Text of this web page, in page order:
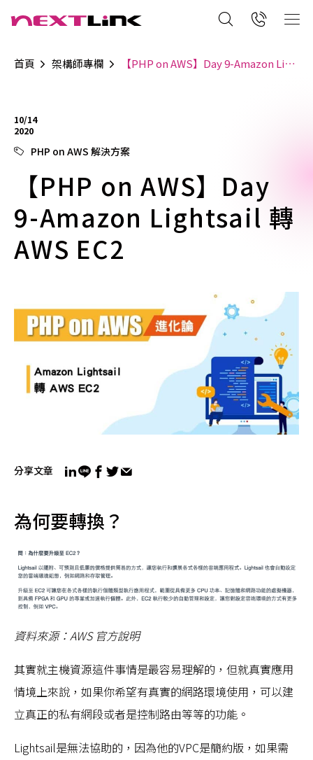
首頁 架構師專欄 【PHP on AWS】Day 9-Amazon Lightsail 轉 AWS EC2
10/14
2020
PHP on AWS 解決方案
【PHP on AWS】Day
9-Amazon Lightsail 轉
AWS EC2
分享文章
為何要轉換？
資料來源：AWS 官方說明
其實就主機資源這件事情是最容易理解的，但就真實應用
情境上來說，如果你希望有真實的網路環境使用，可以建
立真正的私有網段或者是控制路由等等的功能。
Lightsail是無法協助的，因為他的VPC是簡約版，如果需